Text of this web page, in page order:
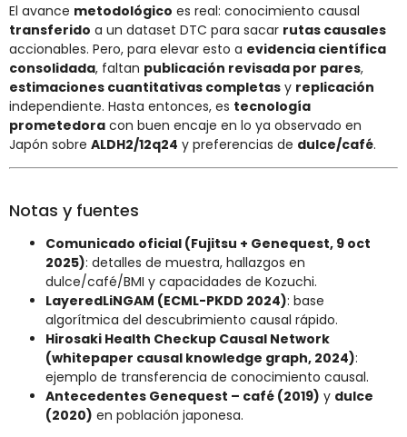
El avance metodológico es real: conocimiento causal
transferido a un dataset DTC para sacar rutas causales
accionables. Pero, para elevar esto a evidencia científica
consolidada, faltan publicación revisada por pares,
estimaciones cuantitativas completas y replicación
independiente. Hasta entonces, es tecnología
prometedora con buen encaje en lo ya observado en
Japón sobre ALDH2/12q24 y preferencias de dulce/café.
Notas y fuentes
Comunicado oficial (Fujitsu + Genequest, 9 oct
2025): detalles de muestra, hallazgos en
dulce/café/BMI y capacidades de Kozuchi.
LayeredLiNGAM (ECML-PKDD 2024): base
algorítmica del descubrimiento causal rápido.
Hirosaki Health Checkup Causal Network
(whitepaper causal knowledge graph, 2024):
ejemplo de transferencia de conocimiento causal.
Antecedentes Genequest – café (2019) y dulce
(2020) en población japonesa.